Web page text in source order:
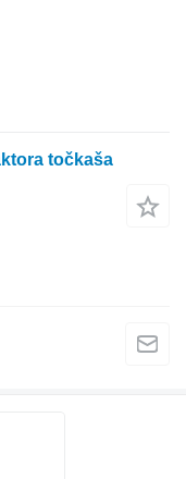
točkaša